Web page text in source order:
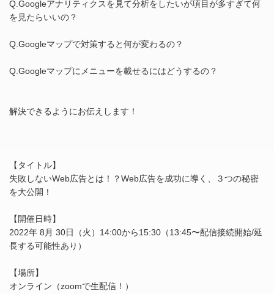
Q.Googleアナリティクスを見て分析をしたいが項目が多すぎて何
を見たらいいの？
Q.Googleマップで対策すると何が変わるの？
Q.Googleマップにメニューを載せるにはどうするの？
解決できるようにお伝えします！
【タイトル】
失敗しないWeb広告とは！？Web広告を成功に導く、３つの秘密
を大公開！
【開催日時】
2022年 8月 30日（火）14:00から15:30（13:45〜配信接続開始/延
長する可能性あり）
【場所】
オンライン（zoomで生配信！）